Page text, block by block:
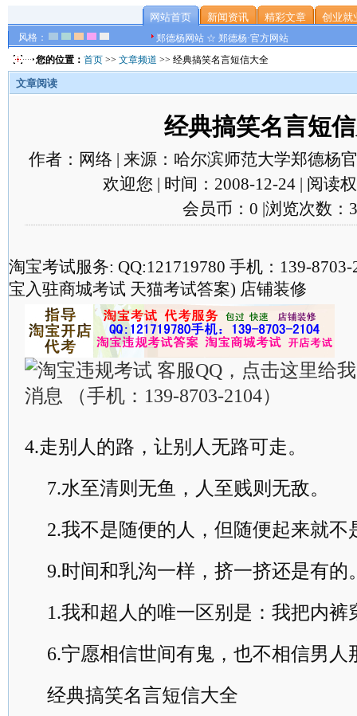
风格：
网站首页 新闻资讯 精彩文章 创业就
郑德杨网站 ☆ 郑德杨·官方网站
您的位置： 首页 >> 文章频道 >> 经典搞笑名言短信大全
文章阅读
经典搞笑名言短
作者：网络 | 来源：哈尔滨师范大学郑德杨
欢迎您 | 时间：2008-12-24 | 阅读
会员币：0 |浏览次数：
淘宝考试服务: QQ:121719780 手机：139-
宝入驻商城考试 天猫考试答案) 店铺装修
4.走别人的路，让别人无路可走。
7.水至清则无鱼，人至贱则无敌。
2.我不是随便的人，但随便起来就不
9.时间和乳沟一样，挤一挤还是有的
1.我和超人的唯一区别是：我把内裤
6.宁愿相信世间有鬼，也不相信男人
经典搞笑名言短信大全